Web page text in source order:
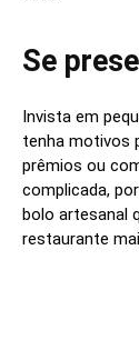
Se
Invista em
tenha motivos
prêmios ou
complicada,
bolo artesanal
restaurante